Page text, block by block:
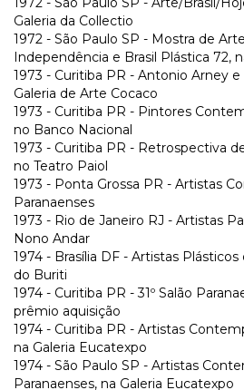
Galeria da Collectio
1972 - São Paulo SP - Mostra de
Independência e Brasil Plástica 72,
1973 - Curitiba PR - Antonio Arney e
Galeria de Arte Cocaco
1973 - Curitiba PR - Pintores
no Banco Nacional
1973 - Curitiba PR - Retrospectiva
no Teatro Paiol
1973 - Ponta Grossa PR - Artistas
Paranaenses
1973 - Rio de Janeiro RJ - Artistas
Nono Andar
1974 - Brasília DF - Artistas
do Buriti
1974 - Curitiba PR - 31º Salão
prêmio aquisição
1974 - Curitiba PR - Artistas
na Galeria Eucatexpo
1974 - São Paulo SP - Artistas
Paranaenses, na Galeria Eucatexpo